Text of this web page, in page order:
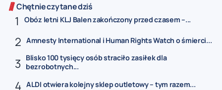
Chętnie czytane dziś
Obóz letni KLJ Balen zakończony przed czasem –...
Amnesty International i Human Rights Watch o śmierci...
Blisko 100 tysięcy osób straciło zasiłek dla
bezrobotnych...
ALDI otwiera kolejny sklep outletowy – tym razem...